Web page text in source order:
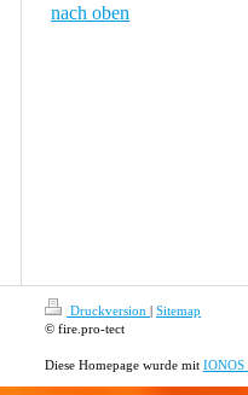
nach oben
Druckversion | Sitemap
© fire.pro-tect
Diese Homepage wurde mit IONOS